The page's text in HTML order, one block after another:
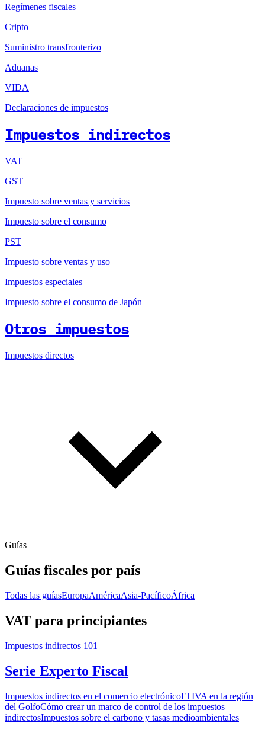
Regímenes fiscales
Cripto
Suministro transfronterizo
Aduanas
VIDA
Declaraciones de impuestos
Impuestos indirectos
VAT
GST
Impuesto sobre ventas y servicios
Impuesto sobre el consumo
PST
Impuesto sobre ventas y uso
Impuestos especiales
Impuesto sobre el consumo de Japón
Otros impuestos
Impuestos directos
Guías
Guías fiscales por país
Todas las guíasEuropaAméricaAsia-PacíficoÁfrica
VAT para principiantes
Impuestos indirectos 101
Serie Experto Fiscal
Impuestos indirectos en el comercio electrónicoEl IVA en la región
del GolfoCómo crear un marco de control de los impuestos
indirectosImpuestos sobre el carbono y tasas medioambientales